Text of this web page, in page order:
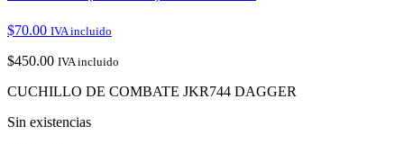
$70.00 IVA incluido
$450.00 IVA incluido
CUCHILLO DE COMBATE JKR744 DAGGER
Sin existencias